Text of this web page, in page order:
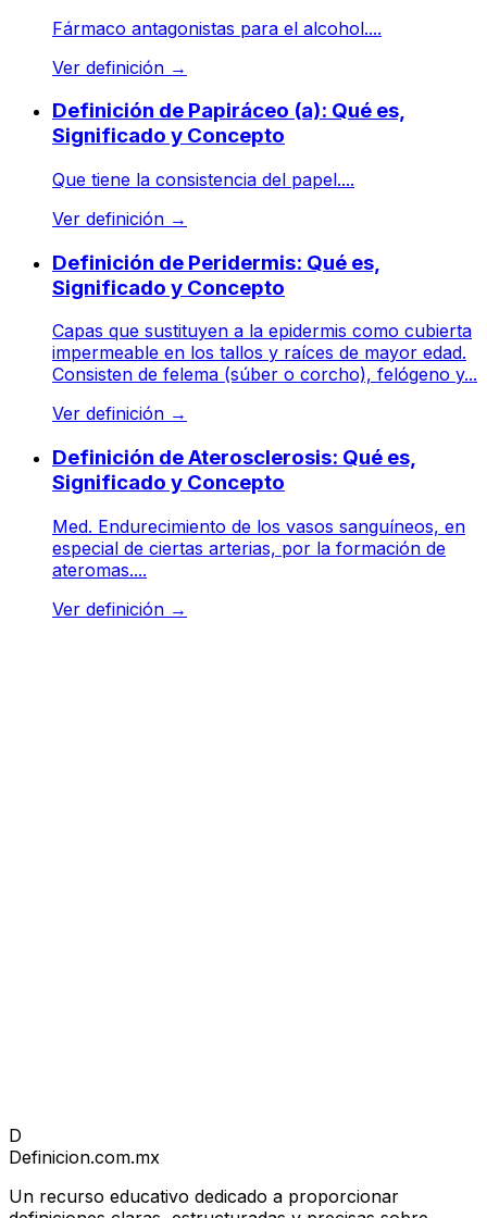
Fármaco antagonistas para el alcohol....
Ver definición →
Definición de Papiráceo (a): Qué es,
Significado y Concepto
Que tiene la consistencia del papel....
Ver definición →
Definición de Peridermis: Qué es,
Significado y Concepto
Capas que sustituyen a la epidermis como cubierta
impermeable en los tallos y raíces de mayor edad.
Consisten de felema (súber o corcho), felógeno y...
Ver definición →
Definición de Aterosclerosis: Qué es,
Significado y Concepto
Med. Endurecimiento de los vasos sanguíneos, en
especial de ciertas arterias, por la formación de
ateromas....
Ver definición →
D
Definicion.com.mx
Un recurso educativo dedicado a proporcionar